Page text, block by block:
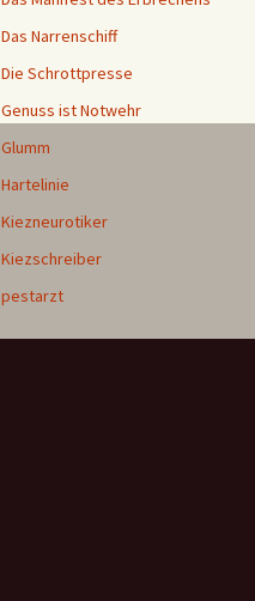
Das Narrenschiff
Die Schrottpresse
Genuss ist Notwehr
Glumm
Hartelinie
Kiezneurotiker
Kiezschreiber
pestarzt